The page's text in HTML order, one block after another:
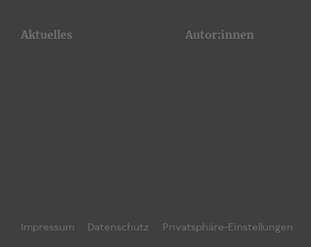
Aktuelles Autor:innen
Impressum Datenschutz Privatsphäre-Einstellungen